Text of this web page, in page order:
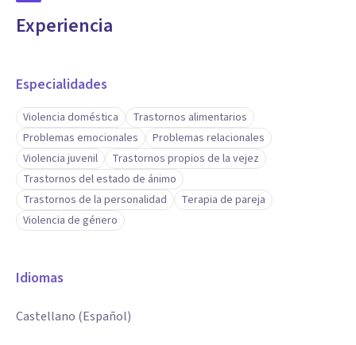
Experiencia
Especialidades
Violencia doméstica
Trastornos alimentarios
Problemas emocionales
Problemas relacionales
Violencia juvenil
Trastornos propios de la vejez
Trastornos del estado de ánimo
Trastornos de la personalidad
Terapia de pareja
Violencia de género
Idiomas
Castellano (Español)